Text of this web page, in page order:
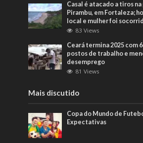
Casal é atacado a tiros
Pirambu, em Fortaleza;
local e mulher foi
83 Views
Ceará termina 2025 com
postos de trabalho e
desemprego
81 Views
Mais discutido
Copa do Mundo de
Expectativas